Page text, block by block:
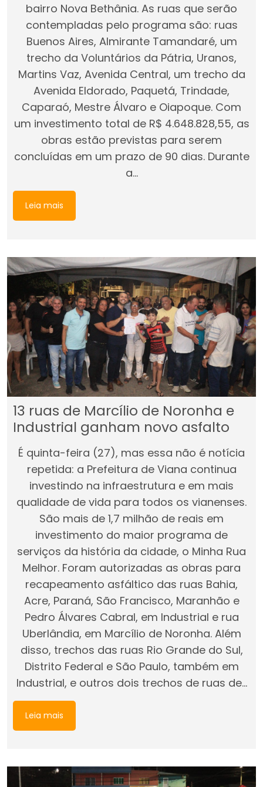
bairro Nova Bethânia. As ruas que serão
contempladas pelo programa são: ruas
Buenos Aires, Almirante Tamandaré, um
trecho da Voluntários da Pátria, Uranos,
Martins Vaz, Avenida Central, um trecho da
Avenida Eldorado, Paquetá, Trindade,
Caparaó, Mestre Álvaro e Oiapoque. Com
um investimento total de R$ 4.648.828,55, as
obras estão previstas para serem
concluídas em um prazo de 90 dias. Durante
a…
Leia mais
13 ruas de Marcílio de Noronha e
Industrial ganham novo asfalto
É quinta-feira (27), mas essa não é notícia
repetida: a Prefeitura de Viana continua
investindo na infraestrutura e em mais
qualidade de vida para todos os vianenses.
São mais de 1,7 milhão de reais em
investimento do maior programa de
serviços da história da cidade, o Minha Rua
Melhor. Foram autorizadas as obras para
recapeamento asfáltico das ruas Bahia,
Acre, Paraná, São Francisco, Maranhão e
Pedro Álvares Cabral, em Industrial e rua
Uberlândia, em Marcílio de Noronha. Além
disso, trechos das ruas Rio Grande do Sul,
Distrito Federal e São Paulo, também em
Industrial, e outros dois trechos de ruas de…
Leia mais